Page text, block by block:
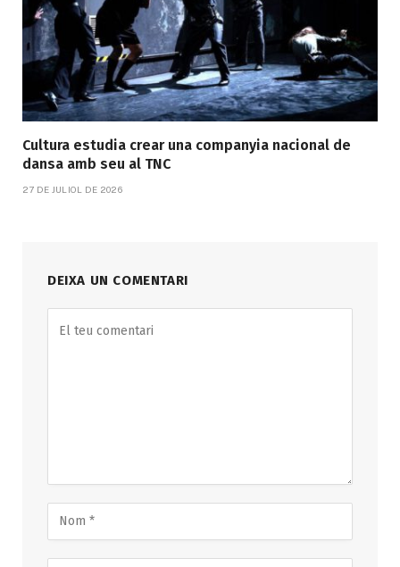
Cultura estudia crear una companyia nacional de
dansa amb seu al TNC
27 DE JULIOL DE 2026
DEIXA UN COMENTARI